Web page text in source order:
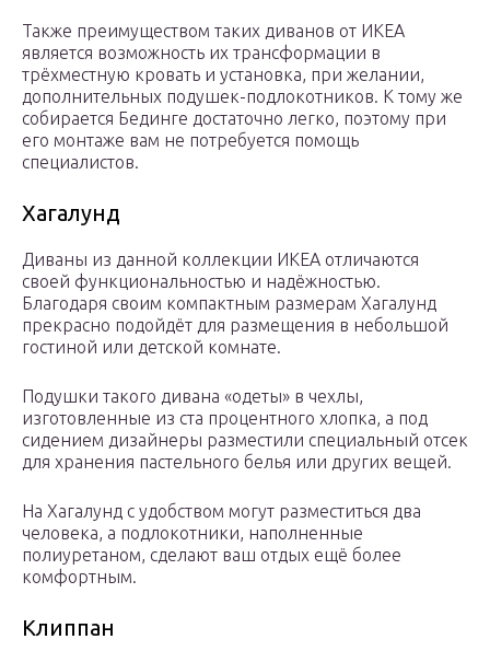
Также преимуществом таких диванов от ИКЕА
является возможность их трансформации в
трёхместную кровать и установка, при желании,
дополнительных подушек-подлокотников. К тому же
собирается Бединге достаточно легко, поэтому при
его монтаже вам не потребуется помощь
специалистов.
Хагалунд
Диваны из данной коллекции ИКЕА отличаются
своей функциональностью и надёжностью.
Благодаря своим компактным размерам Хагалунд
прекрасно подойдёт для размещения в небольшой
гостиной или детской комнате.
Подушки такого дивана «одеты» в чехлы,
изготовленные из ста процентного хлопка, а под
сидением дизайнеры разместили специальный отсек
для хранения пастельного белья или других вещей.
На Хагалунд с удобством могут разместиться два
человека, а подлокотники, наполненные
полиуретаном, сделают ваш отдых ещё более
комфортным.
Клиппан